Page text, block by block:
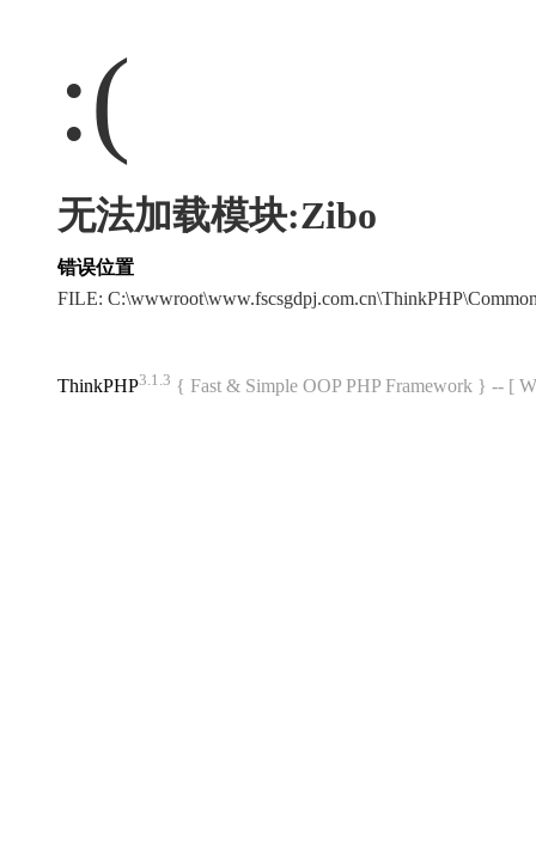
:(
无法加载模块:Zibo
错误位置
FILE:
ThinkPHP3.1.3 { Fast & Simple OOP PHP Framework } -- [